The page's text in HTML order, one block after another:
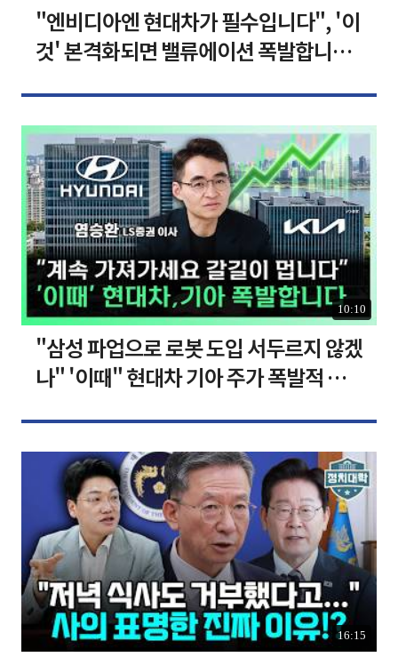
"엔비디아엔 현대차가 필수입니다", '이
것' 본격화되면 밸류에이션 폭발합니다
10:10
"삼성 파업으로 로봇 도입 서두르지 않겠
나" '이때" 현대차 기아 주가 폭발적 성
16:15